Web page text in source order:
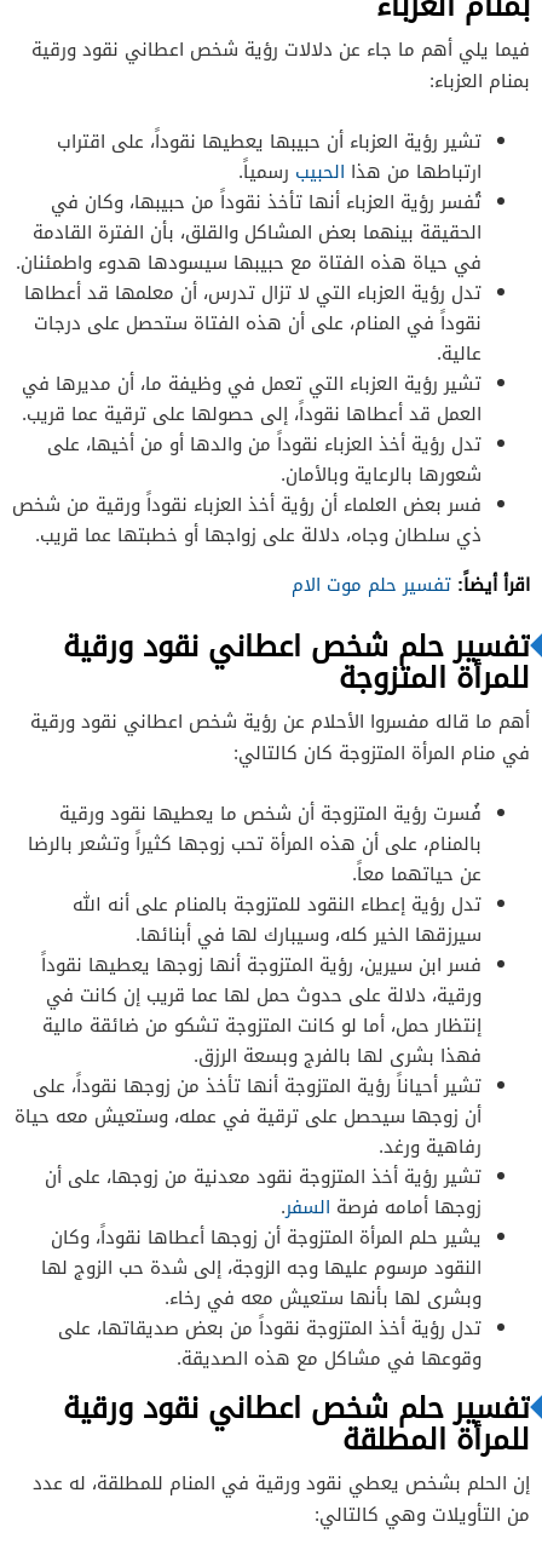
فيما يلي أهم ما جاء عن دلالات رؤية شخص اعطاني نقود ورقية
بمنام العزباء:
تشير رؤية العزباء أن حبيبها يعطيها نقوداً، على اقتراب
ارتباطها من هذا الحبيب رسمياً.
تُفسر رؤية العزباء أنها تأخذ نقوداً من حبيبها، وكان في
الحقيقة بينهما بعض المشاكل والقلق، بأن الفترة القادمة
في حياة هذه الفتاة مع حبيبها سيسودها هدوء واطمئنان.
تدل رؤية العزباء التي لا تزال تدرس، أن معلمها قد أعطاها
نقوداً في المنام، على أن هذه الفتاة ستحصل على درجات
عالية.
تشير رؤية العزباء التي تعمل في وظيفة ما، أن مديرها في
العمل قد أعطاها نقوداً، إلى حصولها على ترقية عما قريب.
تدل رؤية أخذ العزباء نقوداً من والدها أو من أخيها، على
شعورها بالرعاية وبالأمان.
فسر بعض العلماء أن رؤية أخذ العزباء نقوداً ورقية من شخص
ذي سلطان وجاه، دلالة على زواجها أو خطبتها عما قريب.
اقرأ أيضاً: تفسير حلم موت الام
تفسير حلم شخص اعطاني نقود ورقية
للمرأة المتزوجة
أهم ما قاله مفسروا الأحلام عن رؤية شخص اعطاني نقود ورقية
في منام المرأة المتزوجة كان كالتالي:
فُسرت رؤية المتزوجة أن شخص ما يعطيها نقود ورقية
بالمنام، على أن هذه المرأة تحب زوجها كثيراً وتشعر بالرضا
عن حياتهما معاً.
تدل رؤية إعطاء النقود للمتزوجة بالمنام على أنه الله
سيرزقها الخير كله، وسيبارك لها في أبنائها.
فسر ابن سيرين، رؤية المتزوجة أنها زوجها يعطيها نقوداً
ورقية، دلالة على حدوث حمل لها عما قريب إن كانت في
إنتظار حمل، أما لو كانت المتزوجة تشكو من ضائقة مالية
فهذا بشرى لها بالفرج وبسعة الرزق.
تشير أحياناً رؤية المتزوجة أنها تأخذ من زوجها نقوداً، على
أن زوجها سيحصل على ترقية في عمله، وستعيش معه حياة
رفاهية ورغد.
تشير رؤية أخذ المتزوجة نقود معدنية من زوجها، على أن
زوجها أمامه فرصة السفر.
يشير حلم المرأة المتزوجة أن زوجها أعطاها نقوداً، وكان
النقود مرسوم عليها وجه الزوجة، إلى شدة حب الزوج لها
وبشرى لها بأنها ستعيش معه في رخاء.
تدل رؤية أخذ المتزوجة نقوداً من بعض صديقاتها، على
وقوعها في مشاكل مع هذه الصديقة.
تفسير حلم شخص اعطاني نقود ورقية
للمرأة المطلقة
إن الحلم بشخص يعطي نقود ورقية في المنام للمطلقة، له عدد
من التأويلات وهي كالتالي: